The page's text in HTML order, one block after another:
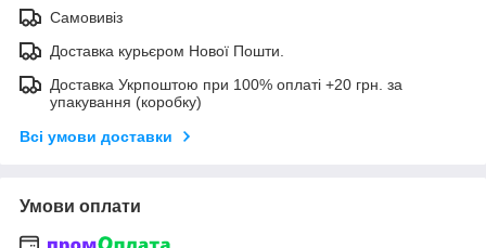
Самовивіз
Доставка курьєром Нової Пошти.
Доставка Укрпоштою при 100% оплаті +20 грн. за
упакування (коробку)
Всі умови доставки
Умови оплати